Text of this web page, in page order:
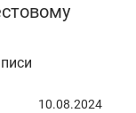
10.08.2024